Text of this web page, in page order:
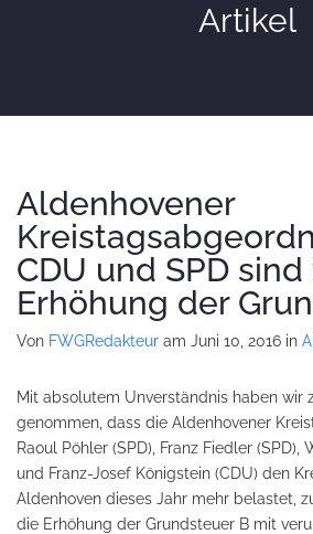
Artikel
Aldenhovener
CDU und SPD
Erhöhung der
Von FWGRedakteur am Juni 10, 2016 in
Mit absolutem Unverständnis haben wir
genommen, dass die Aldenhovener
Raoul Pöhler (SPD), Franz Fiedler (SPD),
und Franz-Josef Königstein (CDU) den
Aldenhoven dieses Jahr mehr belastet,
die Erhöhung der Grundsteuer B mit